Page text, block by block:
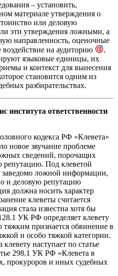
– установить,
материале утверждения о
или деловую
эти утверждения ложными, а
направленность, оценочные
на аудиторию
.
языковые единицы, их
и контекст для вынесения
становится одним из
разбирательствах.
института ответственности
кодекса РФ «Клевета»
новое звучание проблеме
сведений, порочащих
репутацию. Под клеветой
заведомо ложной информации,
и деловую репутацию
должна носить характер
клеветы считается
стала известна хотя бы
УК РФ определяет клевету
тяжким признается обвинение в
и особо тяжкой категории.
клевету наступает по статье
298.1 УК РФ «Клевета в
прокуроров и иных судебных